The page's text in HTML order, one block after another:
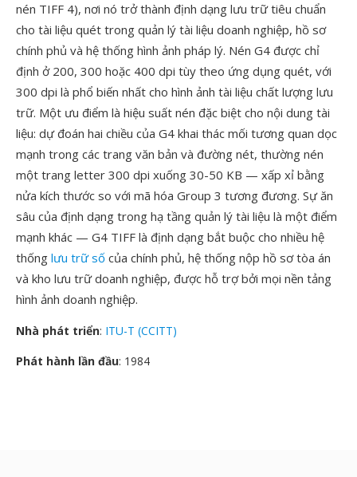
nén TIFF 4), nơi nó trở thành định dạng lưu trữ tiêu chuẩn
cho tài liệu quét trong quản lý tài liệu doanh nghiệp, hồ sơ
chính phủ và hệ thống hình ảnh pháp lý. Nén G4 được chỉ
định ở 200, 300 hoặc 400 dpi tùy theo ứng dụng quét, với
300 dpi là phổ biến nhất cho hình ảnh tài liệu chất lượng lưu
trữ. Một ưu điểm là hiệu suất nén đặc biệt cho nội dung tài
liệu: dự đoán hai chiều của G4 khai thác mối tương quan dọc
mạnh trong các trang văn bản và đường nét, thường nén
một trang letter 300 dpi xuống 30-50 KB — xấp xỉ bằng
nửa kích thước so với mã hóa Group 3 tương đương. Sự ăn
sâu của định dạng trong hạ tầng quản lý tài liệu là một điểm
mạnh khác — G4 TIFF là định dạng bắt buộc cho nhiều hệ
thống lưu trữ số của chính phủ, hệ thống nộp hồ sơ tòa án
và kho lưu trữ doanh nghiệp, được hỗ trợ bởi mọi nền tảng
hình ảnh doanh nghiệp.
Nhà phát triển: ITU-T (CCITT)
Phát hành lần đầu: 1984